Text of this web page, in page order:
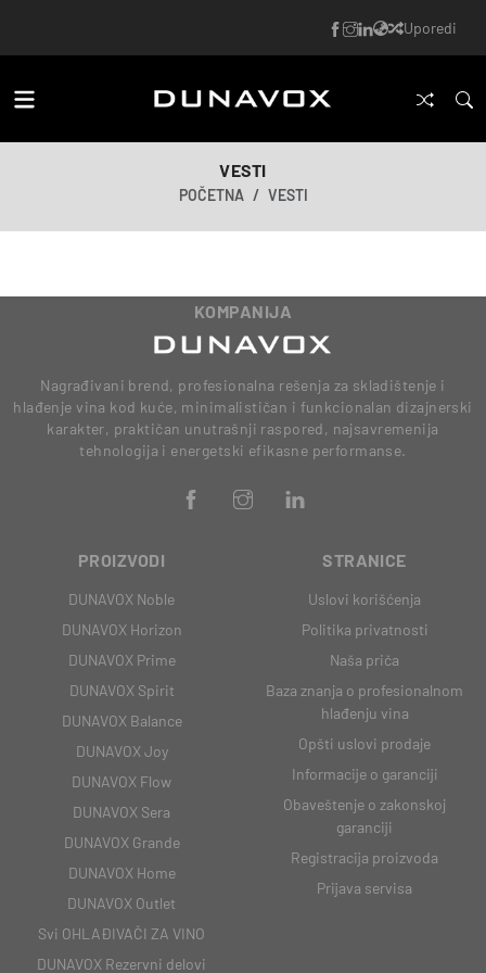
Uporedi
VESTI
POČETNA VESTI
KOMPANIJA
Nagrađivani brend, profesionalna rešenja za skladištenje i
hlađenje vina kod kuće, minimalističan i funkcionalan dizajnerski
karakter, praktičan unutrašnji raspored, najsavremenija
tehnologija i energetski efikasne performanse.
PROIZVODI
DUNAVOX Noble
DUNAVOX Horizon
DUNAVOX Prime
DUNAVOX Spirit
DUNAVOX Balance
DUNAVOX Joy
DUNAVOX Flow
DUNAVOX Sera
DUNAVOX Grande
DUNAVOX Home
DUNAVOX Outlet
Svi OHLAĐIVAČI ZA VINO
DUNAVOX Rezervni delovi
STRANICE
Uslovi korišćenja
Politika privatnosti
Naša priča
Baza znanja o profesionalnom
hlađenju vina
Opšti uslovi prodaje
Informacije o garanciji
Obaveštenje o zakonskoj
garanciji
Registracija proizvoda
Prijava servisa